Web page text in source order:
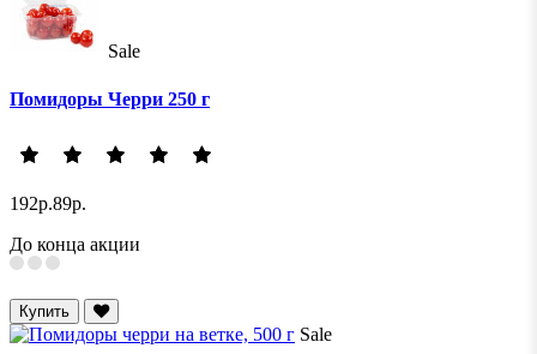
Sale
Помидоры Черри 250 г
192р.89р.
До конца акции
Купить
Sale